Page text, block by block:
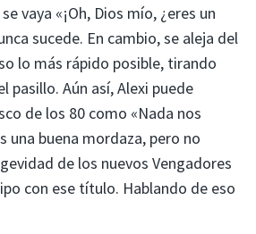
vaya «¡Oh, Dios mío, ¿eres un
sucede. En cambio, se aleja del
lo más rápido posible, tirando
pasillo. Aún así, Alexi puede
de los 80 como «Nada nos
una buena mordaza, pero no
de los nuevos Vengadores
con ese título. Hablando de eso